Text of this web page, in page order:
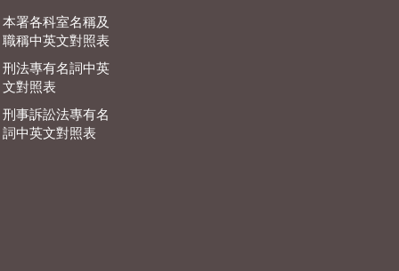
本署各科室名稱及
職稱中英文對照表
刑法專有名詞中英
文對照表
刑事訴訟法專有名
詞中英文對照表